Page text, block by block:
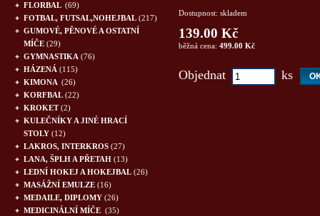
FLORBAL (69)
FOTBAL, FUTSAL,NOHEJBAL (217)
GUMOVÉ, PĚNOVÉ A OSTATNÍ
MÍČE (29)
GYMNASTIKA (76)
HÁZENÁ (115)
KIMONA (26)
KORFBAL (22)
KROKET(2)
KULEČNÍKY A JINÉ HRACÍ
STOLY (12)
LAKROS, INTERKROS (27)
LANA, ŠPLH A PŘETAH (13)
LEDNÍ HOKEJ A HOKEJBAL (26)
MASÁŽNÍ EMULZE (16)
MEDAILE, DIPLOMY (26)
MEDICINÁLNÍ MÍČE (35)
Dostupnost: skladem
139.00 Kč
běžná cena: 499.00 Kč
Objednat ks